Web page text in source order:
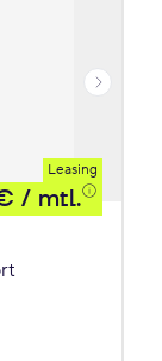
Leasing
/ mtl.